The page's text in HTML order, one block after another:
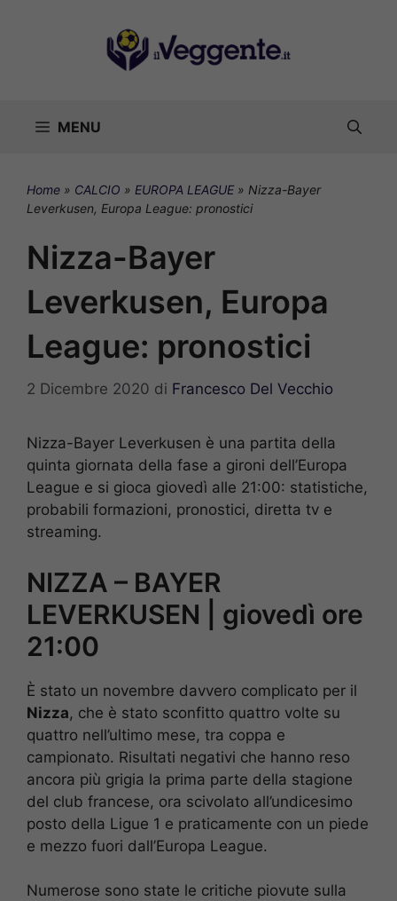
MENU
Home » CALCIO » EUROPA LEAGUE» Nizza-Bayer
Leverkusen, Europa League: pronostici
Nizza-Bayer
Leverkusen, Europa
League: pronostici
2 Dicembre 2020 di Francesco Del Vecchio
Nizza-Bayer Leverkusen è una partita della
quinta giornata della fase a gironi dell’Europa
League e si gioca giovedì alle 21:00: statistiche,
probabili formazioni, pronostici, diretta tv e
streaming.
NIZZA – BAYER
LEVERKUSEN | giovedì ore
21:00
È stato un novembre davvero complicato per il
Nizza, che è stato sconfitto quattro volte su
quattro nell’ultimo mese, tra coppa e
campionato. Risultati negativi che hanno reso
ancora più grigia la prima parte della stagione
del club francese, ora scivolato all’undicesimo
posto della Ligue 1 e praticamente con un piede
e mezzo fuori dall’Europa League.
Numerose sono state le critiche piovute sulla